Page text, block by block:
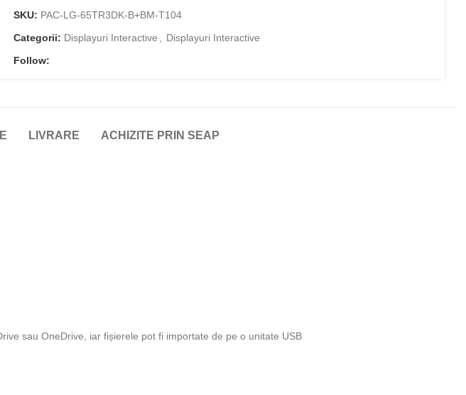
SKU: PAC-LG-65TR3DK-B+BM-T104
Categorii: Displayuri Interactive
Displayuri Interactive
Follow:
LIVRARE ACHIZITE PRIN SEAP
sau OneDrive, iar fișierele pot fi importate de pe o unitate USB